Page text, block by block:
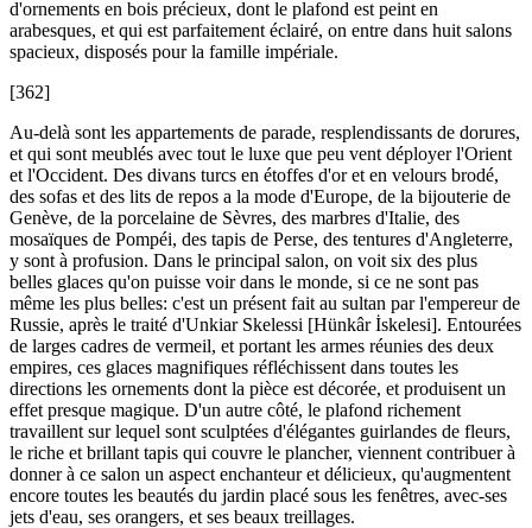
d'ornements en bois précieux, dont le plafond est peint en
arabesques, et qui est parfaitement éclairé, on entre dans huit salons
spacieux, disposés pour la famille impériale.
[362]
Au-delà sont les appartements de parade, resplendissants de dorures,
et qui sont meublés avec tout le luxe que peu vent déployer l'Orient
et l'Occident. Des divans turcs en étoffes d'or et en velours brodé,
des sofas et des lits de repos a la mode d'Europe, de la bijouterie de
Genève, de la porcelaine de Sèvres, des marbres d'Italie, des
mosaïques de Pompéi, des tapis de Perse, des tentures d'Angleterre,
y sont à profusion. Dans le principal salon, on voit six des plus
belles glaces qu'on puisse voir dans le monde, si ce ne sont pas
même les plus belles: c'est un présent fait au sultan par l'empereur de
Russie, après le traité d'Unkiar Skelessi [Hünkâr İskelesi]. Entourées
de larges cadres de vermeil, et portant les armes réunies des deux
empires, ces glaces magnifiques réfléchissent dans toutes les
directions les ornements dont la pièce est décorée, et produisent un
effet presque magique. D'un autre côté, le plafond richement
travaillent sur lequel sont sculptées d'élégantes guirlandes de fleurs,
le riche et brillant tapis qui couvre le plancher, viennent contribuer à
donner à ce salon un aspect enchanteur et délicieux, qu'augmentent
encore toutes les beautés du jardin placé sous les fenêtres, avec-ses
jets d'eau, ses orangers, et ses beaux treillages.